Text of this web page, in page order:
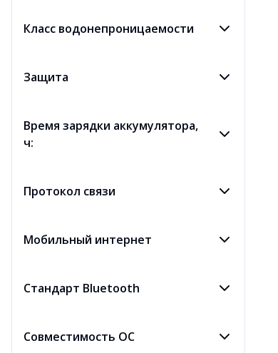
Класс водонепроницаемости
Защита
Время зарядки аккумулятора,
ч:
Протокол связи
Мобильный интернет
Стандарт Bluetooth
Совместимость ОС